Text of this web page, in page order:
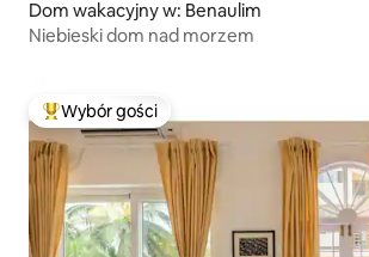
Dom wakacyjny w: Benaulim
Niebieski dom nad morzem
Najpopularniejsze z kategorii Wybór gości
Wybór gości